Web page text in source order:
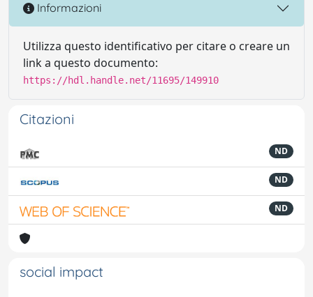
Informazioni
Utilizza questo identificativo per citare o creare un
link a questo documento:
https://hdl.handle.net/11695/149910
Citazioni
ND
ND
ND
social impact